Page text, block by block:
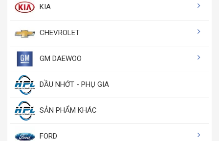
KIA
CHEVROLET
GM DAEWOO
DẦU NHỚT - PHỤ GIA
SẢN PHẨM KHÁC
FORD